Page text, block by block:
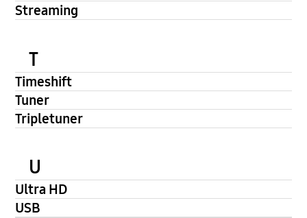
Streaming
T
Timeshift
Tuner
Tripletuner
U
Ultra HD
USB